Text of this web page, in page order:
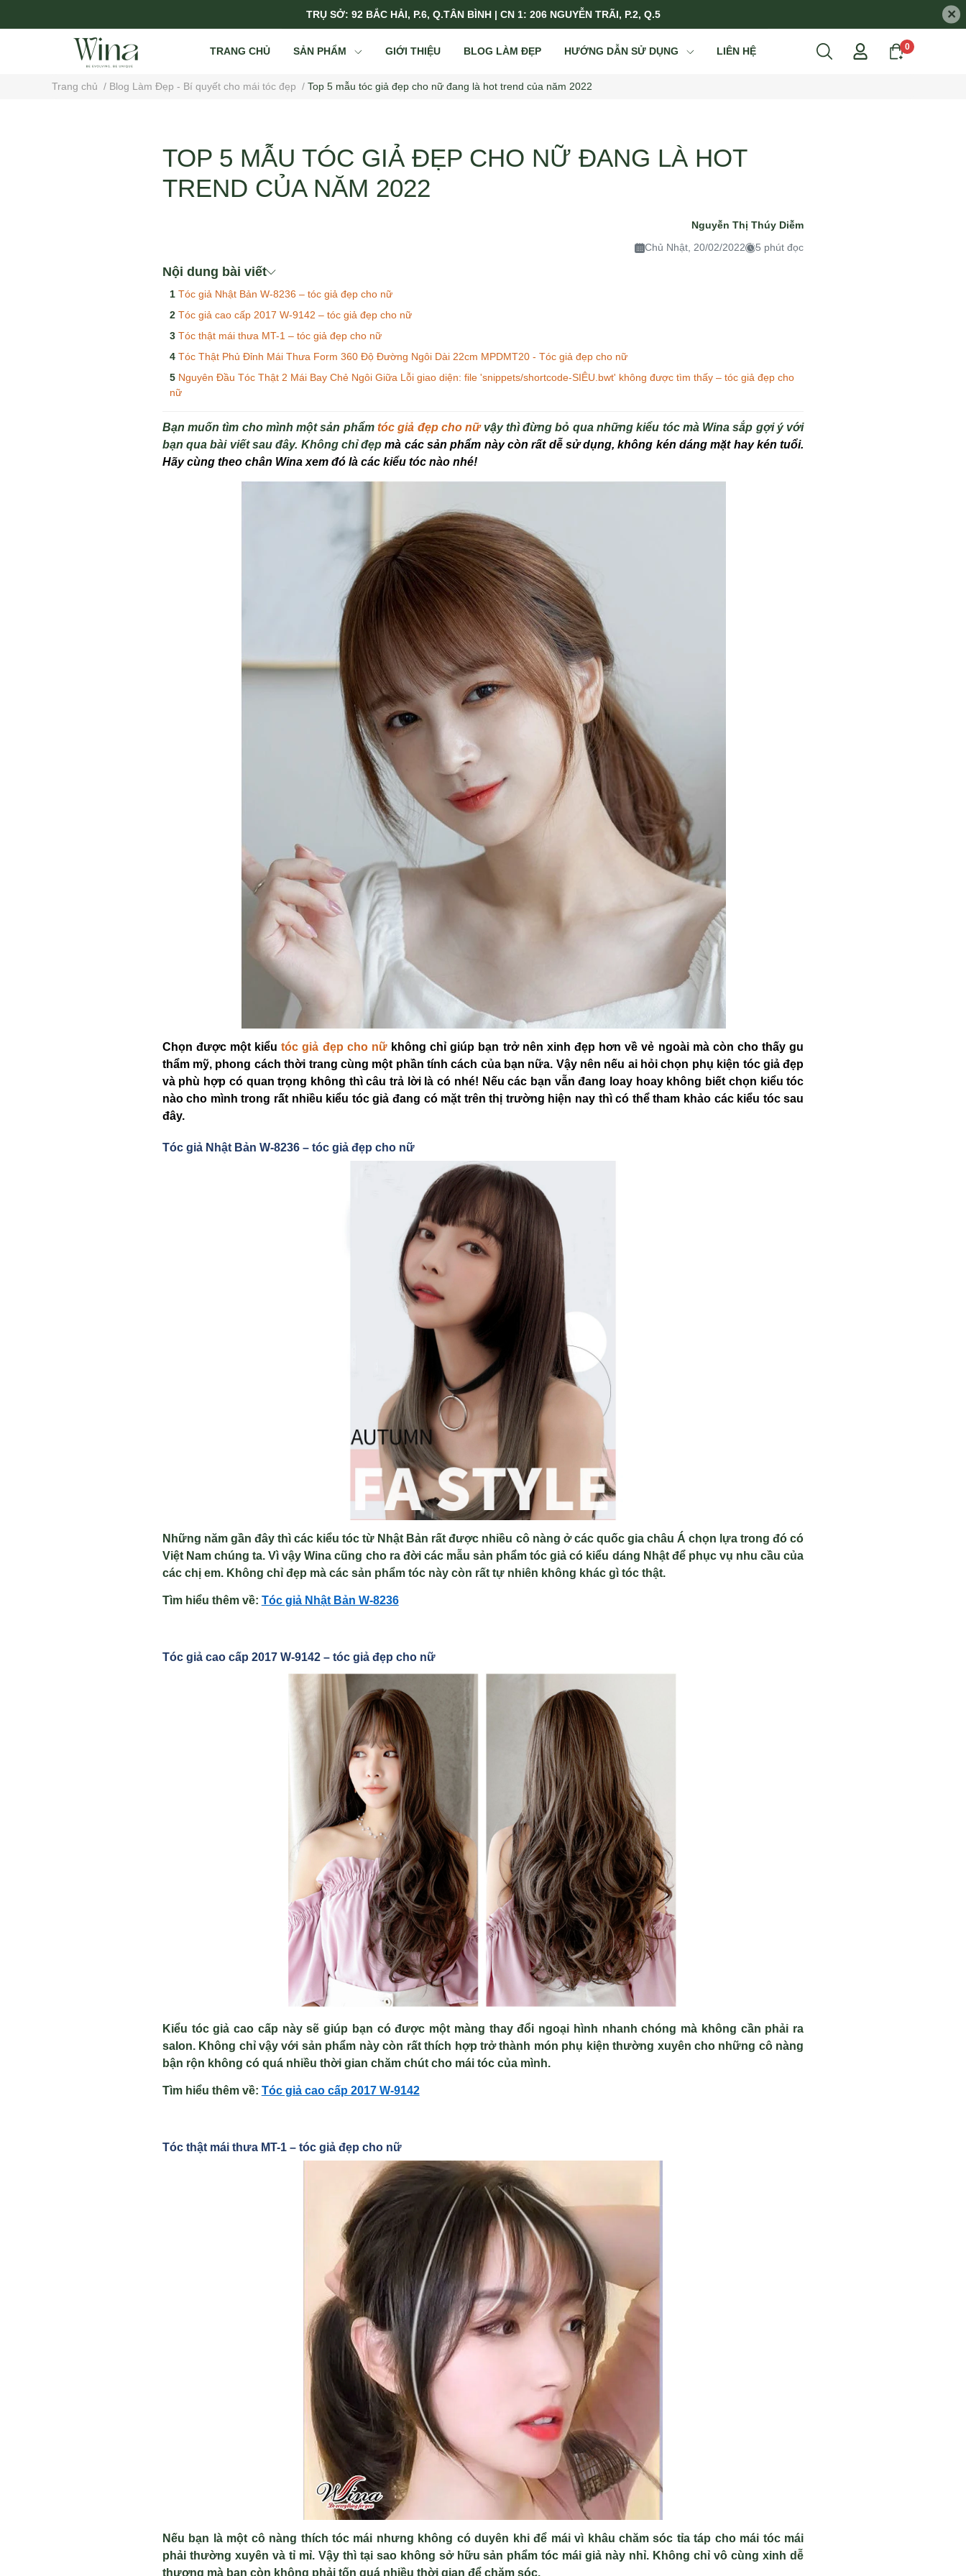
TRỤ SỞ: 92 BẮC HẢI, P.6, Q.TÂN BÌNH | CN 1: 206 NGUYỄN TRÃI, P.2, Q.5 ×
TRANG CHỦ SẢN PHẨM GIỚI THIỆU BLOG LÀM ĐẸP HƯỚNG DẪN SỬ DỤNG LIÊN HỆ 0
Trang chủ / Blog Làm Đẹp - Bí quyết cho mái tóc đẹp / Top 5 mẫu tóc giả đẹp cho nữ đang là hot trend của năm 2022
TOP 5 MẪU TÓC GIẢ ĐẸP CHO NỮ ĐANG LÀ HOT
TREND CỦA NĂM 2022
Nguyễn Thị Thúy Diễm
Chủ Nhật, 20/02/2022
5 phút đọc
Nội dung bài viết
Tóc giả Nhật Bản W-8236 – tóc giả đẹp cho nữ
Tóc giả cao cấp 2017 W-9142 – tóc giả đẹp cho nữ
Tóc thật mái thưa MT-1 – tóc giả đẹp cho nữ
Tóc Thật Phủ Đỉnh Mái Thưa Form 360 Độ Đường Ngôi Dài 22cm MPDMT20 - Tóc giả đẹp cho nữ
Nguyên Đầu Tóc Thật 2 Mái Bay Chẻ Ngôi Giữa Lỗi giao diện: file 'snippets/shortcode-SIÊU.bwt' không được tìm thấy – tóc giả đẹp cho
nữ
Bạn muốn tìm cho mình một sản phẩm tóc giả đẹp cho nữ vậy thì đừng bỏ qua những kiểu tóc mà Wina sắp gợi ý với
bạn qua bài viết sau đây. Không chỉ đẹpmà các sản phẩm này còn rất dễ sử dụng, không kén dáng mặt hay kén tuổi.
Hãy cùng theo chân Wina xem đó là các kiểu tóc nào nhé!
Chọn được một kiểu tóc giả đẹp cho nữ không chỉ giúp bạn trở nên xinh đẹp hơn về vẻ ngoài mà còn cho thấy gu
thẩm mỹ, phong cách thời trang cùng một phần tính cách của bạn nữa. Vậy nên nếu ai hỏi chọn phụ kiện tóc giả đẹp
và phù hợp có quan trọng không thì câu trả lời là có nhé! Nếu các bạn vẫn đang loay hoay không biết chọn kiểu tóc
nào cho mình trong rất nhiều kiểu tóc giả đang có mặt trên thị trường hiện nay thì có thể tham khảo các kiểu tóc sau
đây.
Tóc giả Nhật Bản W-8236 – tóc giả đẹp cho nữ
Những năm gần đây thì các kiểu tóc từ Nhật Bản rất được nhiều cô nàng ở các quốc gia châu Á chọn lựa trong đó có
Việt Nam chúng ta. Vì vậy Wina cũng cho ra đời các mẫu sản phẩm tóc giả có kiểu dáng Nhật để phục vụ nhu cầu của
các chị em. Không chỉ đẹp mà các sản phẩm tóc này còn rất tự nhiên không khác gì tóc thật.
Tìm hiểu thêm về: Tóc giả Nhật Bản W-8236
Tóc giả cao cấp 2017 W-9142 – tóc giả đẹp cho nữ
Kiểu tóc giả cao cấp này sẽ giúp bạn có được một màng thay đổi ngoại hình nhanh chóng mà không cần phải ra
salon. Không chỉ vậy với sản phẩm này còn rất thích hợp trở thành món phụ kiện thường xuyên cho những cô nàng
bận rộn không có quá nhiều thời gian chăm chút cho mái tóc của mình.
Tìm hiểu thêm về: Tóc giả cao cấp 2017 W-9142
Tóc thật mái thưa MT-1 – tóc giả đẹp cho nữ
Nếu bạn là một cô nàng thích tóc mái nhưng không có duyên khi để mái vì khâu chăm sóc tỉa táp cho mái tóc mái
phải thường xuyên và tỉ mỉ. Vậy thì tại sao không sở hữu sản phẩm tóc mái giả này nhỉ. Không chỉ vô cùng xinh dễ
thương mà bạn còn không phải tốn quá nhiều thời gian để chăm sóc.